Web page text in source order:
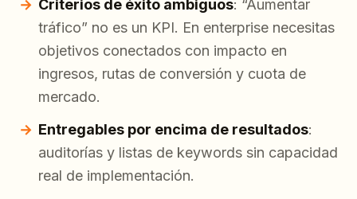
Criterios de éxito ambiguos: “Aumentar
tráfico” no es un KPI. En enterprise necesitas
objetivos conectados con impacto en
ingresos, rutas de conversión y cuota de
mercado.
Entregables por encima de resultados:
auditorías y listas de keywords sin capacidad
real de implementación.